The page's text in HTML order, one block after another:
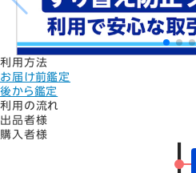
利用方法
お届け前鑑定
後から鑑定
利用の流れ
出品者様
購入者様